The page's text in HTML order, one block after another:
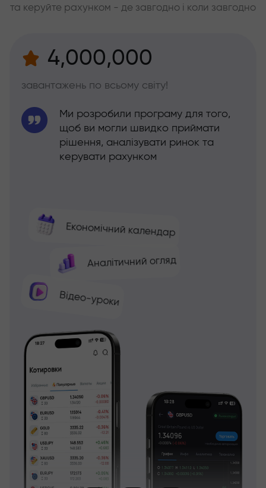
та керуйте рахунком - де завгодно і коли завгодно
4,000,000
завантажень по всьому світу!
Економічний календар
Аналітичний огляд
Відео-уроки
Ми розробили програму для того,
щоб ви могли швидко приймати
рішення, аналізувати ринок та
керувати рахунком